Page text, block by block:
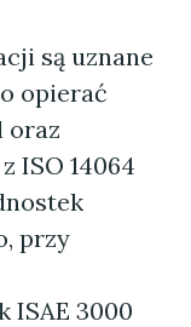
są uznane
opierać
oraz
ISO 14064
przy
ISAE 3000